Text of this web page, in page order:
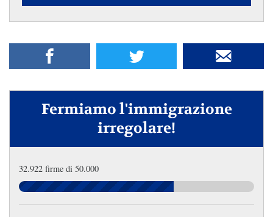
Fermiamo l'immigrazione
irregolare!
32.922 firme di 50.000